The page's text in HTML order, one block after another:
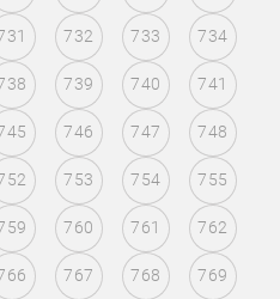
732 733 734
739 740 741
746 747 748
753 754 755
760 761 762
767 768 769